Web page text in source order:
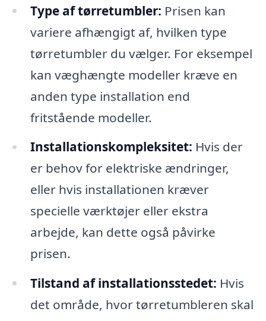
Type af tørretumbler: Prisen kan
variere afhængigt af, hvilken type
tørretumbler du vælger. For eksempel
kan væghængte modeller kræve en
anden type installation end
fritstående modeller.
Installationskompleksitet: Hvis der
er behov for elektriske ændringer,
eller hvis installationen kræver
specielle værktøjer eller ekstra
arbejde, kan dette også påvirke
prisen.
Tilstand af installationsstedet: Hvis
det område, hvor tørretumbleren skal